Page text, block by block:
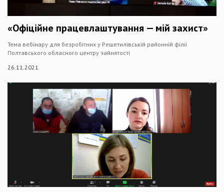
«Офіційне працевлаштування — мій захист»
Тема вебінару для безробітних у Решетилівській районній філії
Полтавського обласного центру зайнятості
26.11.2021